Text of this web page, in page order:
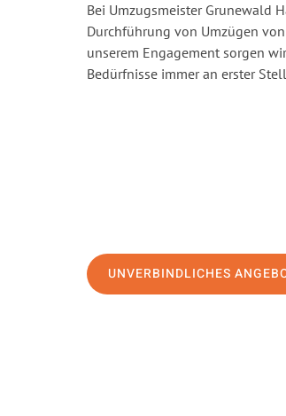
Bei Umzugsmeister Grunewald
Durchführung von Umzügen
unserem Engagement sorgen
Bedürfnisse immer an erster
UNVERBINDLICHES